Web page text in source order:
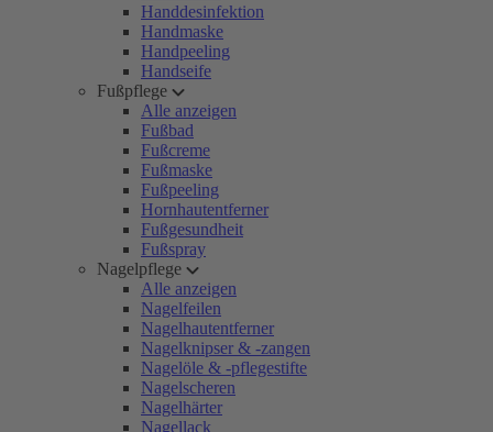
Handdesinfektion
Handmaske
Handpeeling
Handseife
Fußpflege
Alle anzeigen
Fußbad
Fußcreme
Fußmaske
Fußpeeling
Hornhautentferner
Fußgesundheit
Fußspray
Nagelpflege
Alle anzeigen
Nagelfeilen
Nagelhautentferner
Nagelknipser & -zangen
Nagelöle & -pflegestifte
Nagelscheren
Nagelhärter
Nagellack